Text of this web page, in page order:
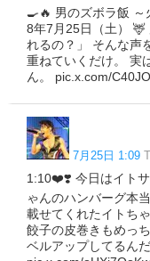
🍳🔥 男のズボラ飯
8年7月25日（土） 🦌
れるの？」 そんな声
重ねていくだけ。 実
ん。 pic.x.com/
7月25日 1:09
1:10❤️❣️ 今日はイト
ゃんのハンバーグ本
載せてくれたイトち
餃子の皮巻きもめっ
ベルアップしてるん